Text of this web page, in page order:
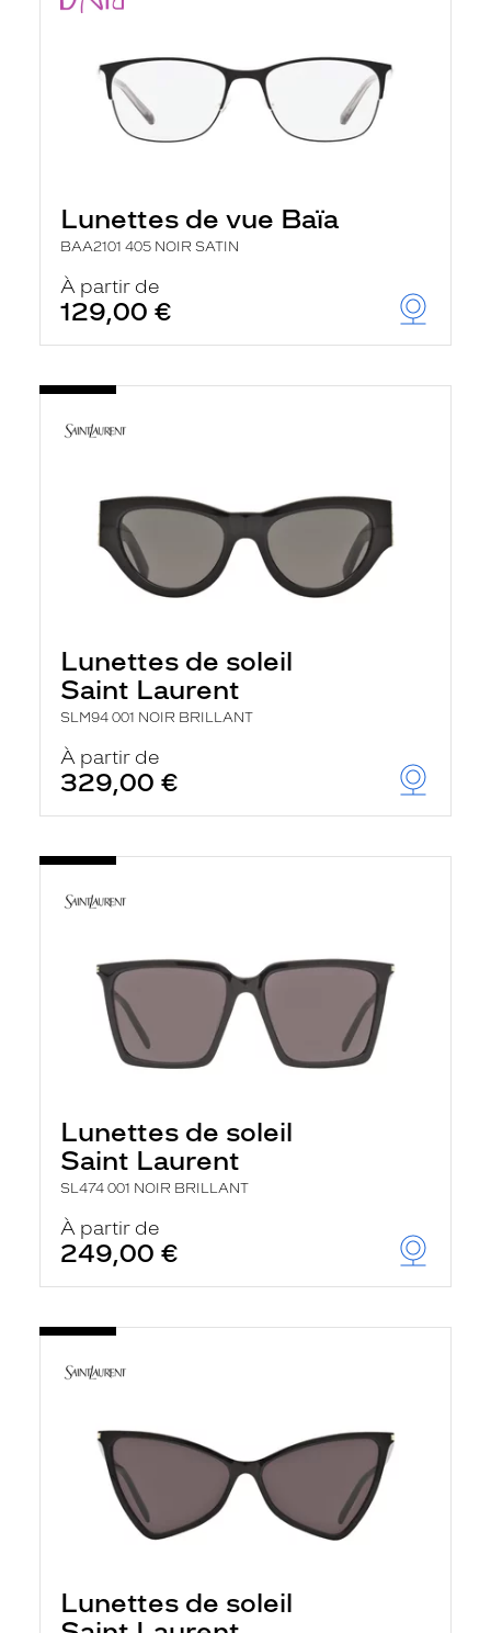
Lunettes de vue Baïa
BAA2101 405 NOIR SATIN
À partir de
129,00 €
Lunettes de soleil
Saint Laurent
SLM94 001 NOIR BRILLANT
À partir de
329,00 €
Lunettes de soleil
Saint Laurent
SL474 001 NOIR BRILLANT
À partir de
249,00 €
Lunettes de soleil